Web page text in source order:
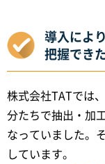
導入によ
把握でき
株式会社TATでは
分たちで抽出・加
なっていました。
しています。